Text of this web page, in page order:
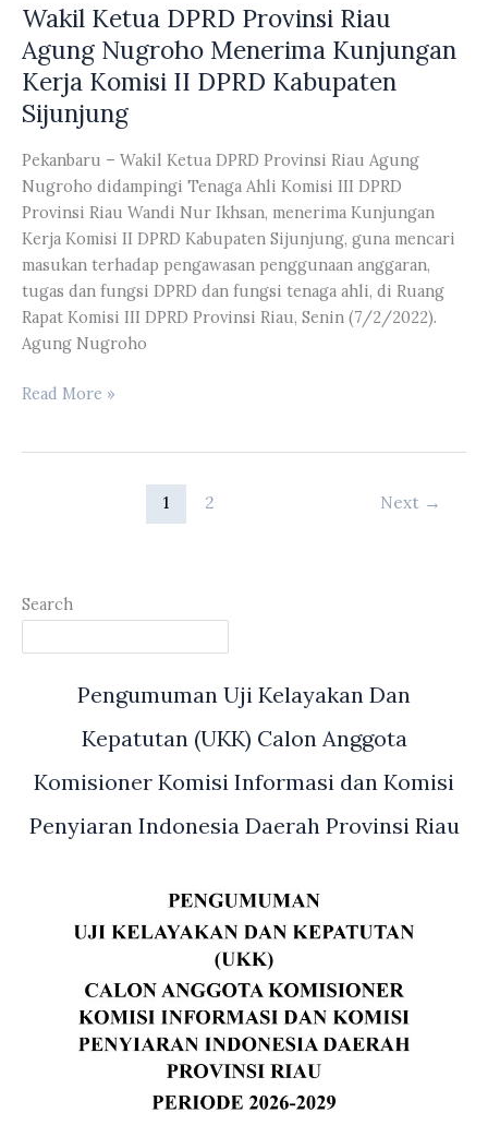
Menggelar
Rapat
Dengan
Agenda
Revisi
Jadwal
Kegiatan
Dewan
Bulan
Februari
2022
Wakil Ketua DPRD Provinsi Riau
Agung Nugroho Menerima Kunjungan
Kerja Komisi II DPRD Kabupaten
Sijunjung
Pekanbaru – Wakil Ketua DPRD Provinsi Riau Agung
Nugroho didampingi Tenaga Ahli Komisi III DPRD
Provinsi Riau Wandi Nur Ikhsan, menerima Kunjungan
Kerja Komisi II DPRD Kabupaten Sijunjung, guna mencari
masukan terhadap pengawasan penggunaan anggaran,
tugas dan fungsi DPRD dan fungsi tenaga ahli, di Ruang
Rapat Komisi III DPRD Provinsi Riau, Senin (7/2/2022).
Agung Nugroho
Wakil
Kunjungan
Kerja
Komisi
Kabupaten
Read More »
1 2 Next →
Search
Pengumuman Uji Kelayakan Dan
Kepatutan (UKK) Calon Anggota
Komisioner Komisi Informasi dan Komisi
Penyiaran Indonesia Daerah Provinsi Riau